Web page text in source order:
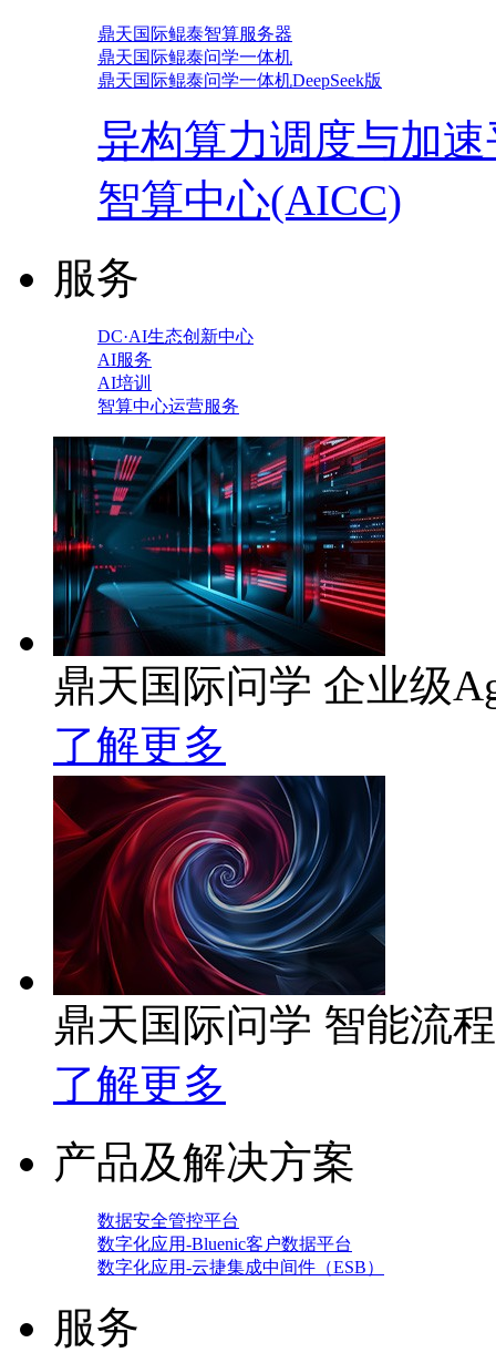
鼎天国际鲲泰智算服务器
鼎天国际鲲泰问学一体机
鼎天国际鲲泰问学一体机DeepSeek版
异构算力调度与加
智算中心(AICC)
服务
DC·AI生态创新中心
AI服务
AI培训
智算中心运营服务
鼎天国际问学 企业级
了解更多
鼎天国际问学 智能流
了解更多
产品及解决方案
数据安全管控平台
数字化应用-Bluenic客户数据平台
数字化应用-云捷集成中间件（ESB）
服务